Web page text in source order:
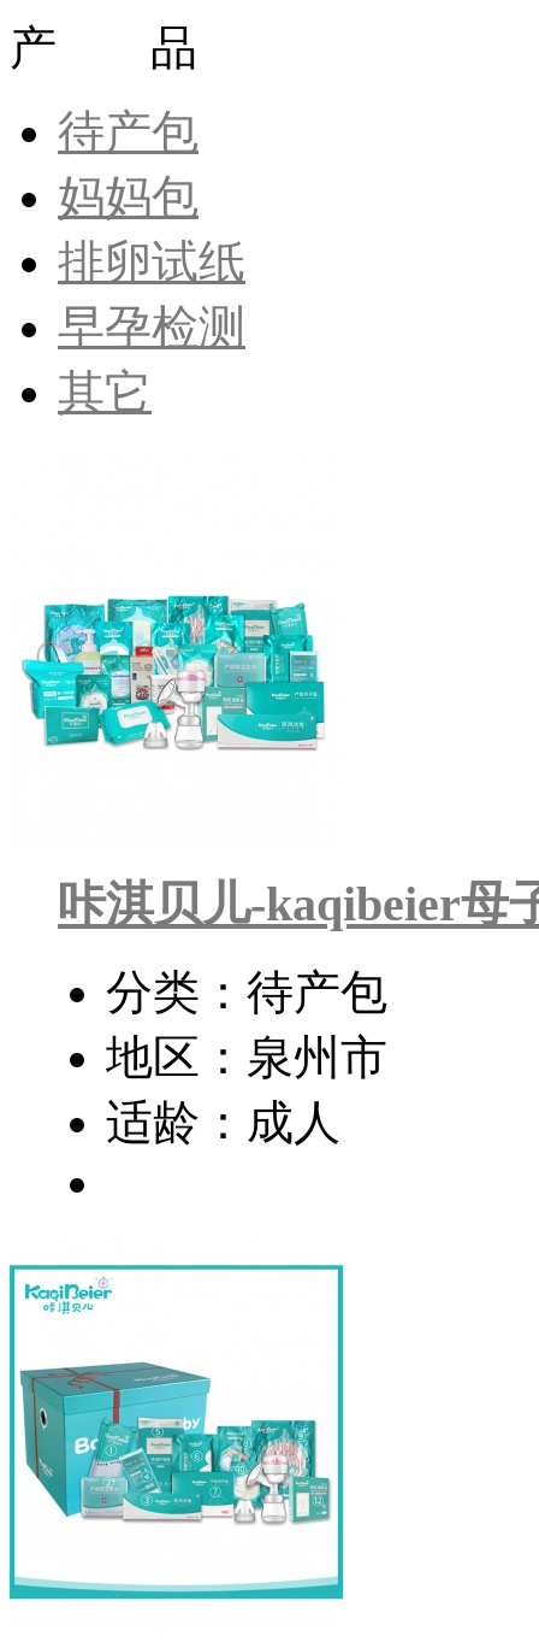
产 品
待产包
妈妈包
排卵试纸
早孕检测
其它
咔淇贝儿-kaqibeier母
分类：待产包
地区：泉州市
适龄：成人